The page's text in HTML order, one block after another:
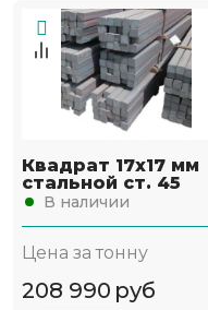
Квадрат 17х17 мм
стальной ст. 45
В наличии
Цена за тонну
208 990 руб